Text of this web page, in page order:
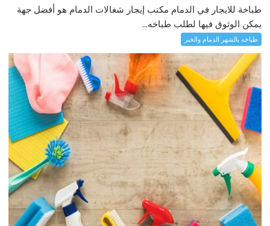
طباخة للايجار في الدمام مكتب إيجار شغالات الدمام هو أفضل جهة
يمكن الوثوق فيها لطلب طباخه...
طباخه بالشهر الدمام والخبر